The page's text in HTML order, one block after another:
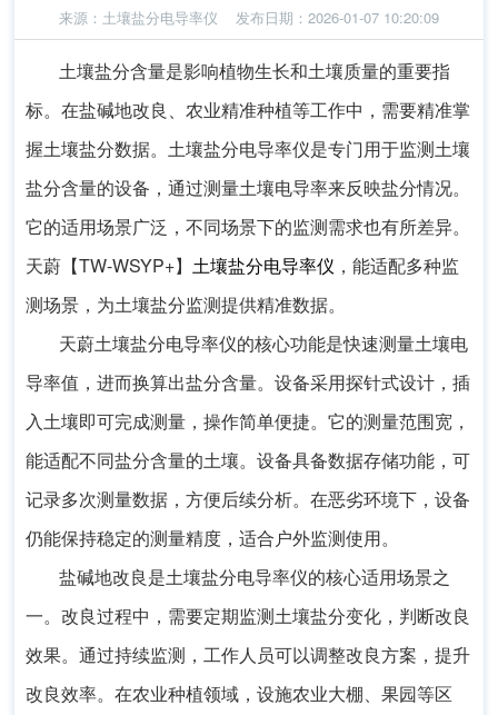
来源： 土壤盐分电导率仪 发布日期：2026-01-07 10:20:09
土壤盐分含量是影响植物生长和土壤质量的重要指
标。在盐碱地改良、农业精准种植等工作中，需要精准掌
握土壤盐分数据。土壤盐分电导率仪是专门用于监测土壤
盐分含量的设备，通过测量土壤电导率来反映盐分情况。
它的适用场景广泛，不同场景下的监测需求也有所差异。
天蔚【TW-WSYP+】 土壤盐分电导率仪 ，能适配多种监
测场景，为土壤盐分监测提供精准数据。
天蔚土壤盐分电导率仪的核心功能是快速测量土壤电
导率值，进而换算出盐分含量。设备采用探针式设计，插
入土壤即可完成测量，操作简单便捷。它的测量范围宽，
能适配不同盐分含量的土壤。设备具备数据存储功能，可
记录多次测量数据，方便后续分析。在恶劣环境下，设备
仍能保持稳定的测量精度，适合户外监测使用。
盐碱地改良是土壤盐分电导率仪的核心适用场景之
一。改良过程中，需要定期监测土壤盐分变化，判断改良
效果。通过持续监测，工作人员可以调整改良方案，提升
改良效率。在农业种植领域，设施农业大棚、果园等区